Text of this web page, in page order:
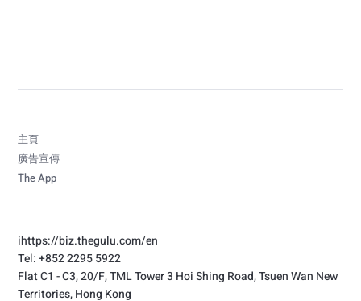
主頁
廣告宣傳
The App
ihttps://biz.thegulu.com/en
Tel: +852 2295 5922
Flat C1 - C3, 20/F, TML Tower 3 Hoi Shing Road, Tsuen Wan New
Territories, Hong Kong